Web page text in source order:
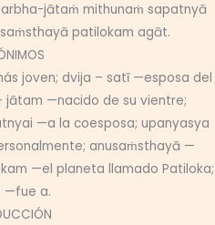
jātaṁ mithunaṁ sapatnyā
patilokam agāt.
joven; dvija – satī —esposa del
jātam —nacido de su vientre;
—a la coesposa; upanyasya
anusaṁsthayā —
—el planeta llamado Patiloka;
—fue a.